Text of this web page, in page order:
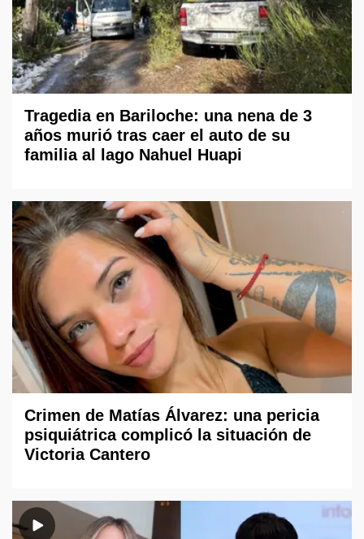
Tragedia en Bariloche: una nena de 3
años murió tras caer el auto de su
familia al lago Nahuel Huapi
Crimen de Matías Álvarez: una pericia
psiquiátrica complicó la situación de
Victoria Cantero